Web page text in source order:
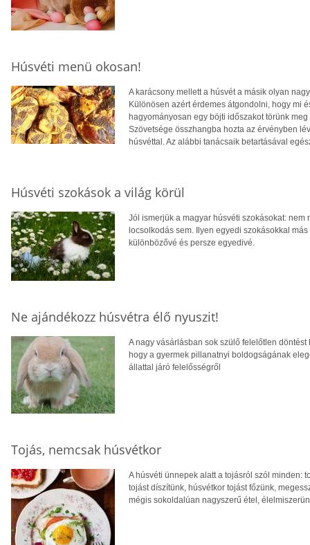
Húsvéti menü okosan!
A karácsony mellett a húsvét a másik olyan
Különösen azért érdemes átgondolni, hogy mi
hagyományosan egy böjti időszakot törünk
Szövetsége összhangba hozta az érvényben
húsvéttal. Az alábbi tanácsaik betartásával
Húsvéti szokások a világ körül
Jól ismerjük a magyar húsvéti szokásokat:
locsolkodás sem. Ilyen egyedi szokásokkal
különbözővé és persze egyedivé.
Ne ajándékozz húsvétra élő nyuszit!
A nagy vásárlásban sok szülő felelőtlen
hogy a gyermek pillanatnyi boldogságának
állattal járó felelősségről
Tojás, nemcsak húsvétkor
A húsvéti ünnepek alatt a tojásról szól minden:
tojást díszítünk, húsvétkor tojást főzünk,
mégis sokoldalúan nagyszerű étel,